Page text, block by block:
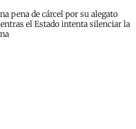
pena de cárcel por su alegato
el Estado intenta silenciar la